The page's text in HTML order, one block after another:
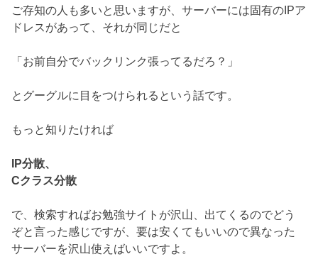
ご存知の人も多いと思いますが、サーバーには固有のIPア
ドレスがあって、それが同じだと
「お前自分でバックリンク張ってるだろ？」
とグーグルに目をつけられるという話です。
もっと知りたければ
IP分散、
Cクラス分散
で、検索すればお勉強サイトが沢山、出てくるのでどう
ぞと言った感じですが、要は安くてもいいので異なった
サーバーを沢山使えばいいですよ。